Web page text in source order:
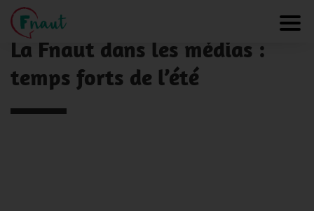
Panneau de gestion des cookies
NOS ACTUALITÉS
La Fnaut dans les médias :
temps forts de l’été